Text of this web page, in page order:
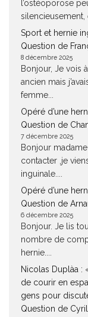
l’ostéoporose
silencieusement,
Sport et hernie
Question de
8 décembre 2025
Bonjour, Je vois
ancien mais
femme...
Opéré d’une
Question de
7 décembre 2025
Bonjour
contacter ,je
inguinale....
Opéré d’une
Question de
6 décembre 2025
Bonjour. Je lis
nombre de
hernie....
Nicolas Duplàa :
de courir en
gens pour
Question de